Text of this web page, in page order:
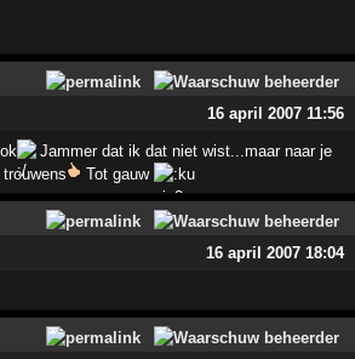
16 april 2007 11:56
Jammer dat ik dat niet wist...maar naar je
Tot gauw
16 april 2007 18:04